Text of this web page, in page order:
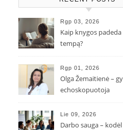
Rgp 03, 2026
Kaip knygos
tempą?
Rgp 01, 2026
Olga Žemaitienė –
echoskopuotoja
Lie 09, 2026
Darbo sauga –